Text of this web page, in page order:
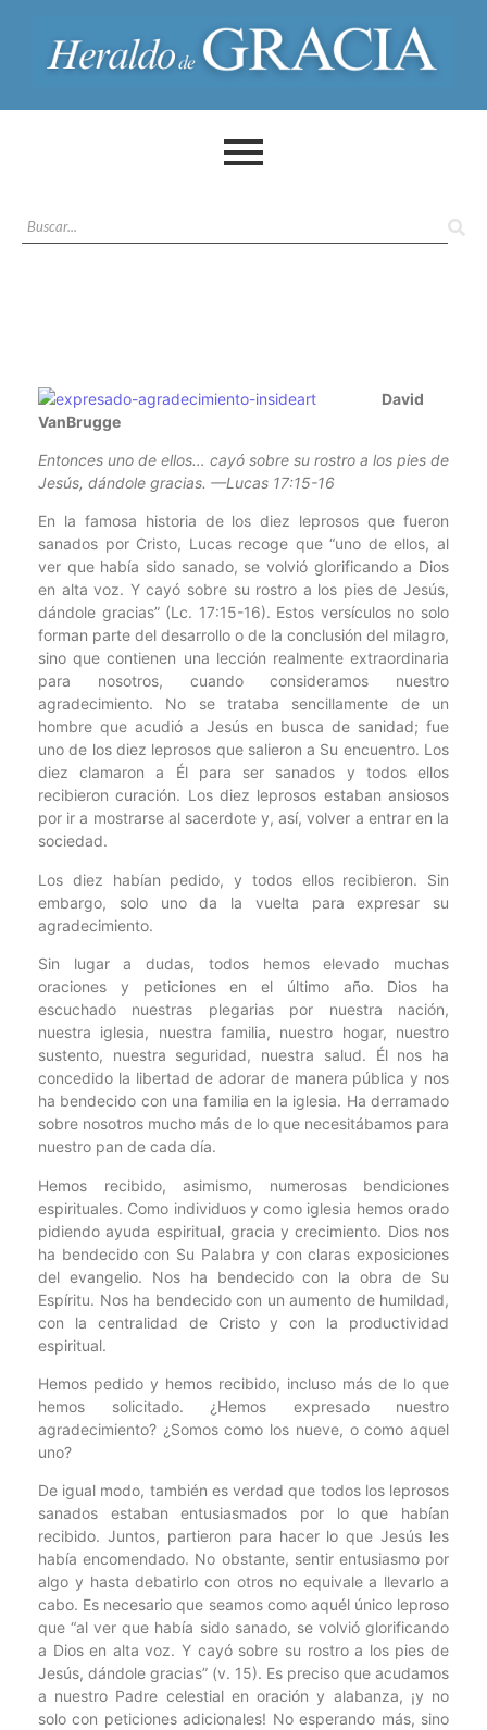
David
VanBrugge
Entonces uno de ellos… cayó sobre su rostro a los pies de
Jesús, dándole gracias. —Lucas 17:15-16
En la famosa historia de los diez leprosos que fueron
sanados por Cristo, Lucas recoge que “uno de ellos, al
ver que había sido sanado, se volvió glorificando a Dios
en alta voz. Y cayó sobre su rostro a los pies de Jesús,
dándole gracias” (Lc. 17:15-16). Estos versículos no solo
forman parte del desarrollo o de la conclusión del milagro,
sino que contienen una lección realmente extraordinaria
para nosotros, cuando consideramos nuestro
agradecimiento. No se trataba sencillamente de un
hombre que acudió a Jesús en busca de sanidad; fue
uno de los diez leprosos que salieron a Su encuentro. Los
diez clamaron a Él para ser sanados y todos ellos
recibieron curación. Los diez leprosos estaban ansiosos
por ir a mostrarse al sacerdote y, así, volver a entrar en la
sociedad.
Los diez habían pedido, y todos ellos recibieron. Sin
embargo, solo uno da la vuelta para expresar su
agradecimiento.
Sin lugar a dudas, todos hemos elevado muchas
oraciones y peticiones en el último año. Dios ha
escuchado nuestras plegarias por nuestra nación,
nuestra iglesia, nuestra familia, nuestro hogar, nuestro
sustento, nuestra seguridad, nuestra salud. Él nos ha
concedido la libertad de adorar de manera pública y nos
ha bendecido con una familia en la iglesia. Ha derramado
sobre nosotros mucho más de lo que necesitábamos para
nuestro pan de cada día.
Hemos recibido, asimismo, numerosas bendiciones
espirituales. Como individuos y como iglesia hemos orado
pidiendo ayuda espiritual, gracia y crecimiento. Dios nos
ha bendecido con Su Palabra y con claras exposiciones
del evangelio. Nos ha bendecido con la obra de Su
Espíritu. Nos ha bendecido con un aumento de humildad,
con la centralidad de Cristo y con la productividad
espiritual.
Hemos pedido y hemos recibido, incluso más de lo que
hemos solicitado. ¿Hemos expresado nuestro
agradecimiento? ¿Somos como los nueve, o como aquel
uno?
De igual modo, también es verdad que todos los leprosos
sanados estaban entusiasmados por lo que habían
recibido. Juntos, partieron para hacer lo que Jesús les
había encomendado. No obstante, sentir entusiasmo por
algo y hasta debatirlo con otros no equivale a llevarlo a
cabo. Es necesario que seamos como aquél único leproso
que “al ver que había sido sanado, se volvió glorificando
a Dios en alta voz. Y cayó sobre su rostro a los pies de
Jesús, dándole gracias” (v. 15). Es preciso que acudamos
a nuestro Padre celestial en oración y alabanza, ¡y no
solo con peticiones adicionales! No esperando más, sino